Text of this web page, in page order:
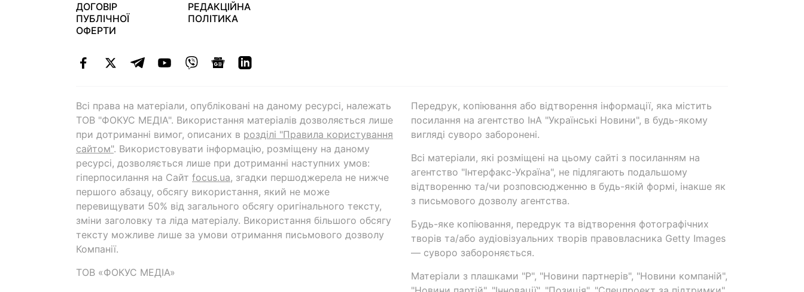
ДОГОВІР
ПУБЛІЧНОЇ
ОФЕРТИ
РЕДАКЦІЙНА
ПОЛІТИКА
Всі права на матеріали, опубліковані на даному ресурсі, належать
ТОВ "ФОКУС МЕДІА". Використання матеріалів дозволяється лише
при дотриманні вимог, описаних в розділі "Правила користування
сайтом". Використовувати інформацію, розміщену на даному
ресурсі, дозволяється лише при дотриманні наступних умов:
гіперпосилання на Cайт focus.ua, згадки першоджерела не нижче
першого абзацу, обсягу використання, який не може
перевищувати 50% від загального обсягу оригінального тексту,
зміни заголовку та ліда матеріалу. Використання більшого обсягу
тексту можливе лише за умови отримання письмового дозволу
Компанії.
ТОВ «ФОКУС МЕДІА»
Передрук, копіювання або відтворення інформації, яка містить
посилання на агентство ІнА "Українські Новини", в будь-якому
вигляді суворо заборонені.
Всі матеріали, які розміщені на цьому сайті з посиланням на
агентство "Інтерфакс-Україна", не підлягають подальшому
відтворенню та/чи розповсюдженню в будь-якій формі, інакше як
з письмового дозволу агентства.
Будь-яке копіювання, передрук та відтворення фотографічних
творів та/або аудіовізуальних творів правовласника Getty Images
— суворо забороняється.
Матеріали з плашками "Р", "Новини партнерів", "Новини компаній",